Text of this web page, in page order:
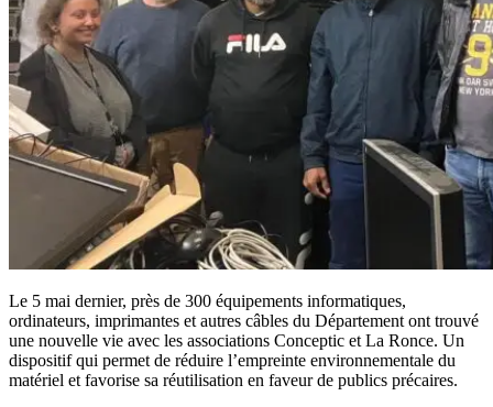
Le 5 mai dernier, près de 300 équipements informatiques,
ordinateurs, imprimantes et autres câbles du Département ont trouvé
une nouvelle vie avec les associations Conceptic et La Ronce. Un
dispositif qui permet de réduire l’empreinte environnementale du
matériel et favorise sa réutilisation en faveur de publics précaires.